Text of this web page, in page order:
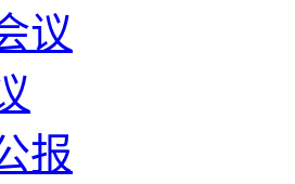
议
报